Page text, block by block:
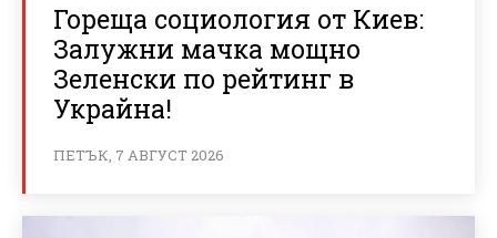
Гореща социология от Киев:
Залужни мачка мощно
Зеленски по рейтинг в
Украйна!
ПЕТЪК, 7 АВГУСТ 2026